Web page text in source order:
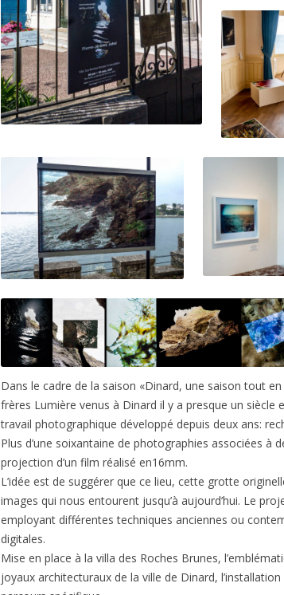
Dans le cadre de la saison «Dinard, une saison tout
frères Lumière venus à Dinard il y a presque un siècle
travail photographique développé depuis deux ans:
Plus d’une soixantaine de photographies associées à
projection d’un film réalisé en16mm.
L’idée est de suggérer que ce lieu, cette grotte
images qui nous entourent jusqu’à aujourd’hui. Le
employant différentes techniques anciennes ou
digitales.
Mise en place à la villa des Roches Brunes,
joyaux architecturaux de la ville de Dinard,